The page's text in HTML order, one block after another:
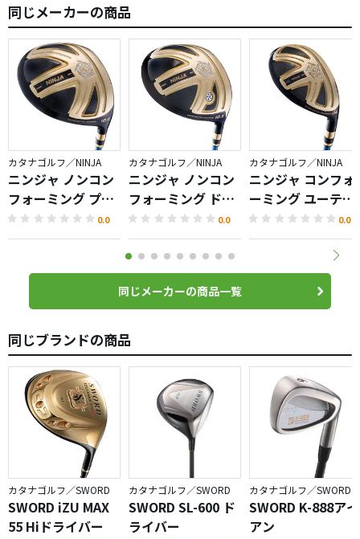
同じメーカーの商品
カタナゴルフ／NINJA
ニンジャ ノンコン
フォーミング プラ
ス ドライバー
0.0
カタナゴルフ／NINJA
ニンジャ ノンコン
フォーミング ドラ
イバー
0.0
カタナゴルフ／NINJA
ニンジャ コンフォ
ーミング ユーティ
リティ
0.0
同じメーカーの商品一覧
同じブランドの商品
カタナゴルフ／SWORD
SWORD iZU MAX
55 Hiドライバー
カタナゴルフ／SWORD
SWORD SL-600 ド
ライバー
カタナゴルフ／SWORD
SWORD K-888アイ
アン